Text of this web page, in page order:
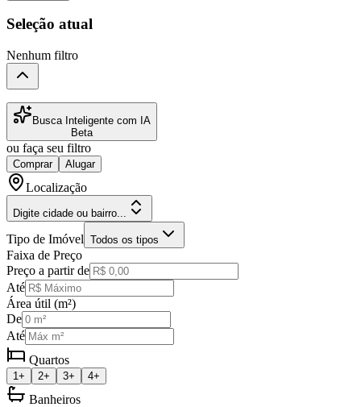
Seleção atual
Nenhum filtro
Busca Inteligente com IA
Beta
ou faça seu filtro
Comprar Alugar
Localização
Digite cidade ou bairro...
Tipo de Imóvel Todos os tipos
Faixa de Preço
Preço a partir de
Até
Área útil (m²)
De
Até
Quartos
1+ 2+ 3+ 4+
Banheiros